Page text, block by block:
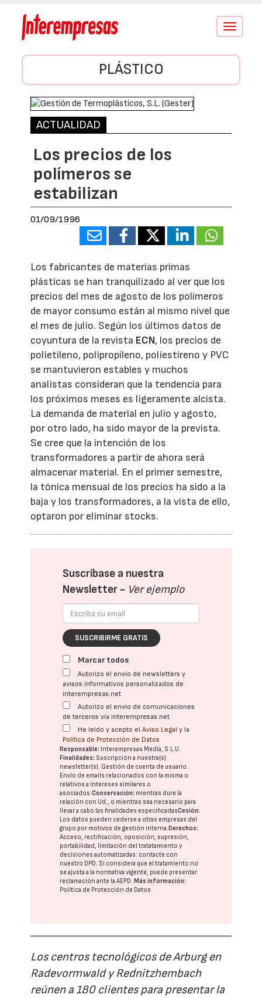
Conmutar
PLÁSTICO
ACTUALIDAD
Los precios de los
polímeros se
estabilizan
01/09/1996
Los fabricantes de materias primas
plásticas se han tranquilizado al ver que los
precios del mes de agosto de los polímeros
de mayor consumo están al mismo nivel que
el mes de julio. Según los últimos datos de
coyuntura de la revista ECN, los precios de
polietileno, polipropileno, poliestireno y PVC
se mantuvieron estables y muchos
analistas consideran que la tendencia para
los próximos meses es ligeramente alcista.
La demanda de material en julio y agosto,
por otro lado, ha sido mayor de la prevista.
Se cree que la intención de los
transformadores a partir de ahora será
almacenar material. En el primer semestre,
la tónica mensual de los precios ha sido a la
baja y los transformadores, a la vista de ello,
optaron por eliminar stocks.
Suscríbase a nuestra
Newsletter - Ver ejemplo
SUSCRIBIRME GRATIS
Marcar todos
Autorizo el envío de newsletters y
avisos informativos personalizados de
interempresas.net
Autorizo el envío de comunicaciones
de terceros vía interempresas.net
He leído y acepto elAviso Legal y la
Política de Protección de Datos
Responsable: Interempresas Media, S.L.U.
Finalidades: Suscripción a nuestra(s)
newsletter(s). Gestión de cuenta de usuario.
Envío de emails relacionados con la misma o
relativos a intereses similares o
asociados.Conservación: mientras dure la
relación con Ud., o mientras sea necesario para
llevar a cabo las finalidades especificadasCesión:
Los datos pueden cederse a otras empresas del
grupo por motivos de gestión interna. Derechos:
Acceso, rectificación, oposición, supresión,
portabilidad, limitación del tratatamiento y
decisiones automatizadas: contacte con
nuestro DPD. Si considera que el tratamiento no
se ajusta a la normativa vigente, puede presentar
reclamación ante laAEPD. Más información:
Política de Protección de Datos
Los centros tecnológicos de Arburg en
Radevormwald y Rednitzhembach
reúnen a 180 clientes para presentar la